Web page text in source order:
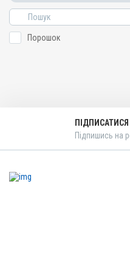
Порошок
Підпишись на